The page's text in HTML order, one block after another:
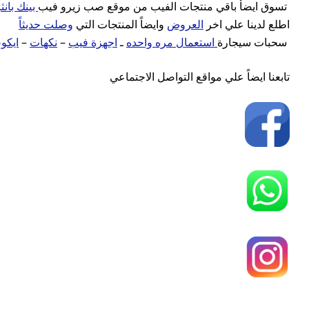
تسوق ايضأ باقي منتجات الفيب من موقع صب زيرو فيب بينك
اطلع لدينا علي اخر العروض وايضاً المنتجات التي وصلت حديثاً
سحبات سيجارة استعمال مره واحده ـاجهزة فيب – نكهات –
تابعنا ايضاً علي مواقع التواصل الاجتماعي